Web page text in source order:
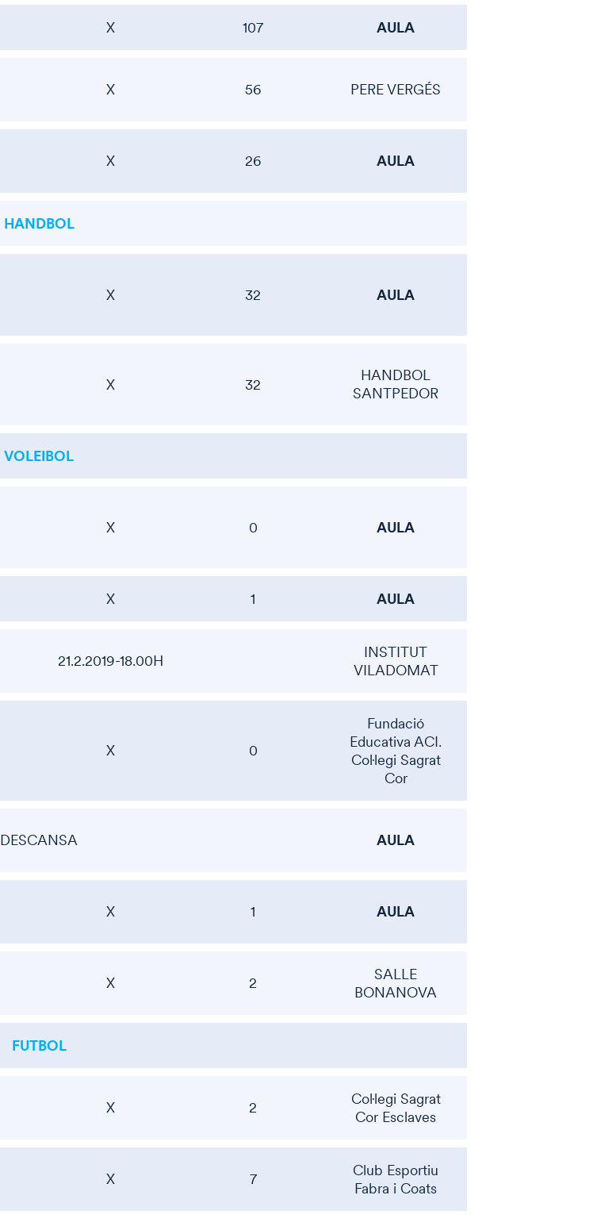
X 107 AULA
X 56 PERE VERGÉS
X 26 AULA
HANDBOL
X 32 AULA
X 32
HANDBOL
SANTPEDOR
VOLEIBOL
X 0 AULA
X 1 AULA
21.2.2019-18.00H
INSTITUT
VILADOMAT
X 0
Fundació
Educativa ACI.
Col·legi Sagrat
Cor
DESCANSA AULA
X 1 AULA
X 2
SALLE
BONANOVA
FUTBOL
X 2
Col·legi Sagrat
Cor Esclaves
X 7
Club Esportiu
Fabra i Coats